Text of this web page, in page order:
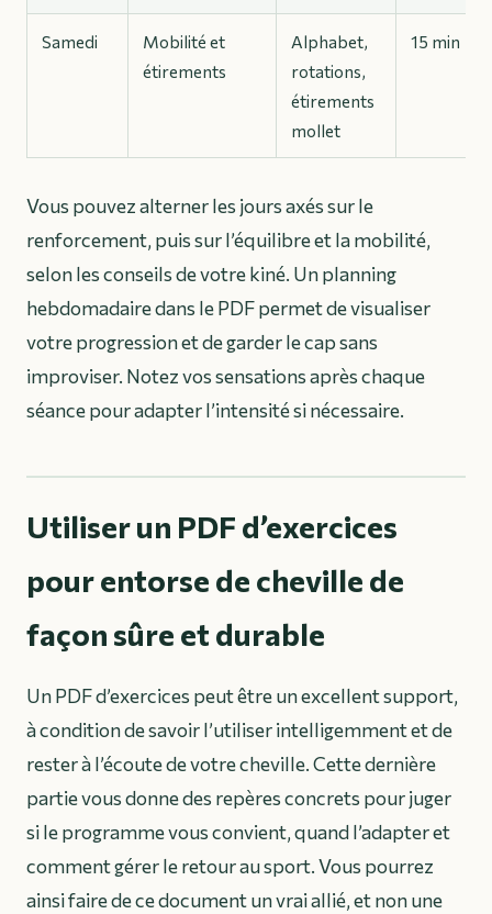
Samedi
Mobilité et
étirements
Alphabet,
rotations,
étirements
mollet
15 min
Vous pouvez alterner les jours axés sur le
renforcement, puis sur l’équilibre et la mobilité,
selon les conseils de votre kiné. Un planning
hebdomadaire dans le PDF permet de visualiser
votre progression et de garder le cap sans
improviser. Notez vos sensations après chaque
séance pour adapter l’intensité si nécessaire.
Utiliser un PDF d’exercices
pour entorse de cheville de
façon sûre et durable
Un PDF d’exercices peut être un excellent support,
à condition de savoir l’utiliser intelligemment et de
rester à l’écoute de votre cheville. Cette dernière
partie vous donne des repères concrets pour juger
si le programme vous convient, quand l’adapter et
comment gérer le retour au sport. Vous pourrez
ainsi faire de ce document un vrai allié, et non une